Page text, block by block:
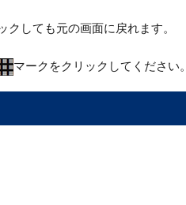
しても元の画面に戻れます。
マークをクリックしてください。